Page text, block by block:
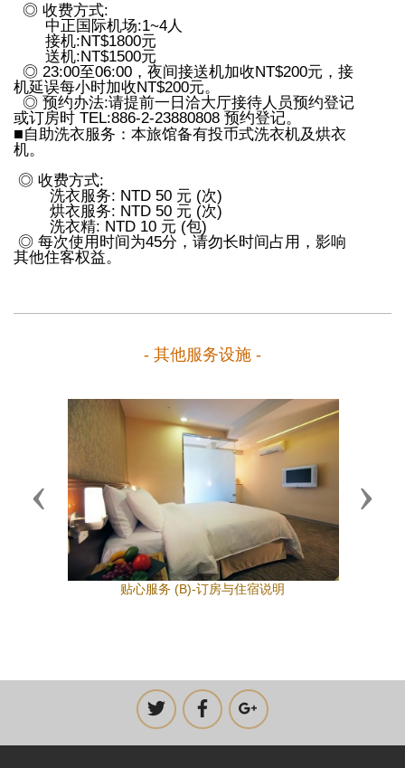
◎ 收费方式:
中正国际机场:1~4人
接机:NT$1800元
送机:NT$1500元
◎ 23:00至06:00，夜间接送机加收NT$200元，接
机延误每小时加收NT$200元。
◎ 预约办法:请提前一日洽大厅接待人员预约登记
或订房时 TEL:886-2-23880808 预约登记。
■自助洗衣服务：本旅馆备有投币式洗衣机及烘衣
机。
◎ 收费方式:
洗衣服务: NTD 50 元 (次)
烘衣服务: NTD 50 元 (次)
洗衣精: NTD 10 元 (包)
◎ 每次使用时间为45分，请勿长时间占用，影响
其他住客权益。
- 其他服务设施 -
贴心服务 (B)-订房与住宿说明
Previous Next